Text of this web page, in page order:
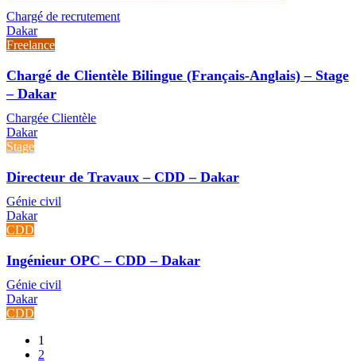
Chargé de recrutement
Dakar
Freelance
Chargé de Clientèle Bilingue (Français-Anglais) – Stage
– Dakar
Chargée Clientèle
Dakar
Stage
Directeur de Travaux – CDD – Dakar
Génie civil
Dakar
CDD
Ingénieur OPC – CDD – Dakar
Génie civil
Dakar
CDD
1
2